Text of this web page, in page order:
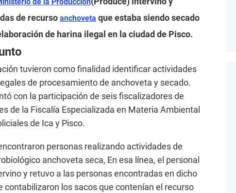
de recurso anchoveta que estaba siendo secado
de harina ilegal en la ciudad de Pisco.
tuvieron como finalidad identificar actividades
de procesamiento de anchoveta y secado.
con la participación de seis fiscalizadores de
de la Fiscalía Especializada en Materia Ambiental
de Ica y Pisco.
personas realizando actividades de
anchoveta seca, En esa línea, el personal
y retuvo a las personas encontradas en dicho
contabilizaron los sacos que contenían el recurso